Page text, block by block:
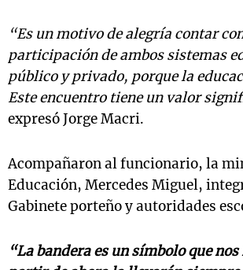
“Es un motivo de alegría contar
participación de ambos sistemas
público y privado, porque la
Este encuentro tiene un valor
expresó Jorge Macri.
Acompañaron al funcionario, la
Educación, Mercedes Miguel,
Gabinete porteño y autoridades
“La bandera es un símbolo que